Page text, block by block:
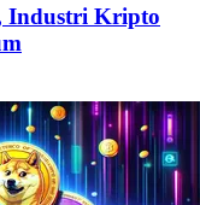
Industri Kripto